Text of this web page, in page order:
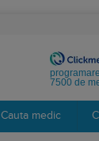
7500 de
Cauta medic